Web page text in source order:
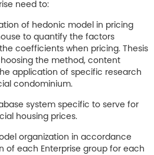
need to:
of hedonic model in pricing
to quantify the factors
coefficients when pricing. Thesis
the method, content
application of specific research
condominium.
system specific to serve for
housing prices.
organization in accordance
of each Enterprise group for each